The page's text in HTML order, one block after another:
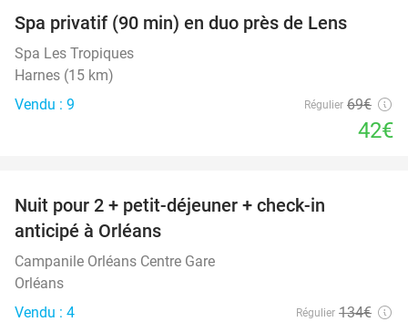
Spa privatif (90 min) en duo près de Lens
Spa Les Tropiques
Harnes (15 km)
Vendu : 9
Régulier 69€
42€
Nuit pour 2 + petit-déjeuner + check-in
anticipé à Orléans
Campanile Orléans Centre Gare
Orléans
Vendu : 4
Régulier 134€